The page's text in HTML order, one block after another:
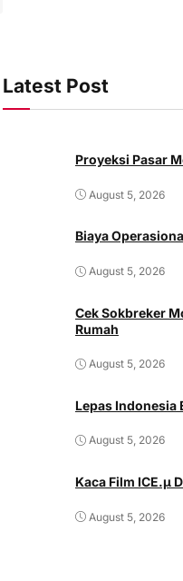
Latest Post
Proyeksi Pasar
August 5, 2026
Biaya
August 5, 2026
Cek Sokbreker
Rumah
August 5, 2026
Lepas Indonesia
August 5, 2026
Kaca Film ICE.µ
August 5, 2026